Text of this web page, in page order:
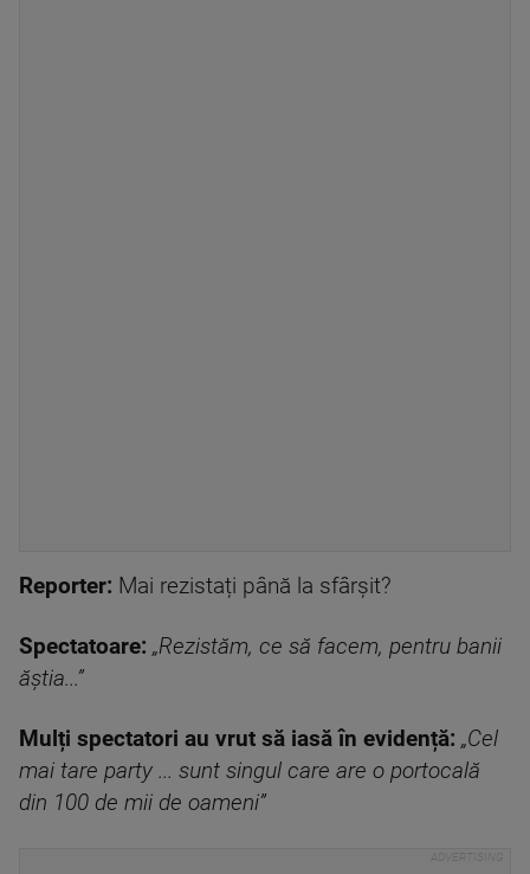
Reporter: Mai rezistați până la sfârșit?
Spectatoare: „Rezistăm, ce să facem, pentru banii
ăştia...”
Mulți spectatori au vrut să iasă în evidență: „Cel
mai tare party ... sunt singul care are o portocală
din 100 de mii de oameni”